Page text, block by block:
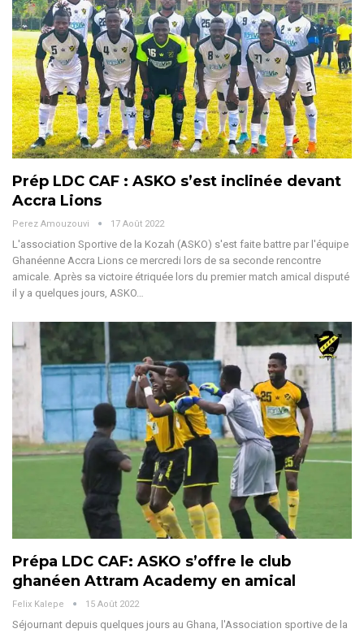
Prép LDC CAF : ASKO s’est inclinée devant
Accra Lions
Perez Amouzouvi 17 Août 2022
L'association Sportive de la Kozah (ASKO) s'est faite battre par l'équipe
Ghanéenne Accra Lions ce mercredi lors de sa seconde rencontre
amicale. Après sa victoire étriquée lors du premier match amical disputé
il y a quelques jours, ASKO…
Prépa LDC CAF: ASKO s’offre le club
ghanéen Attram Academy en amical
Felix Kalepe 15 Août 2022
Séjournant depuis quelques jours au Ghana, l'Association sportive de la